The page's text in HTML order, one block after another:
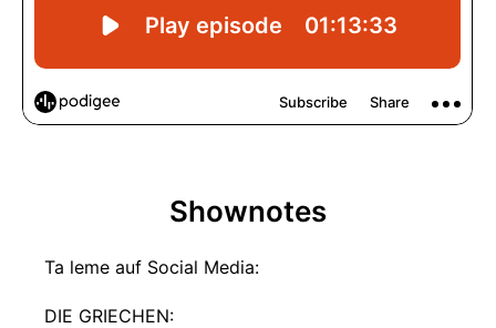
Shownotes
Ta leme auf Social Media:
DIE GRIECHEN: